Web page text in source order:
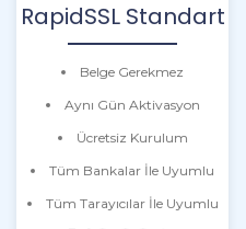
Sunucu/Ağ Durumu
İletişim
RapidSSL Standart
Belge Gerekmez
Aynı Gün Aktivasyon
Ücretsiz Kurulum
Tüm Bankalar İle Uyumlu
Tüm Tarayıcılar İle Uyumlu